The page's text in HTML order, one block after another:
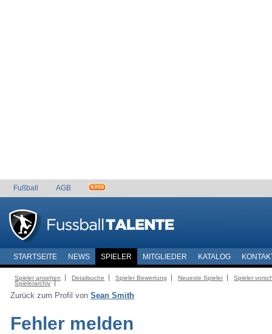
Fußball AGB
STARTSEITE NEWS SPIELER MITGLIEDER KATALOG
Spieler ansehen Detailsuche Spieler Bewertung Neueste Spieler
Spieler
Spielerarchiv
Zurück zum Profil von Sean Smith
Fehler melden